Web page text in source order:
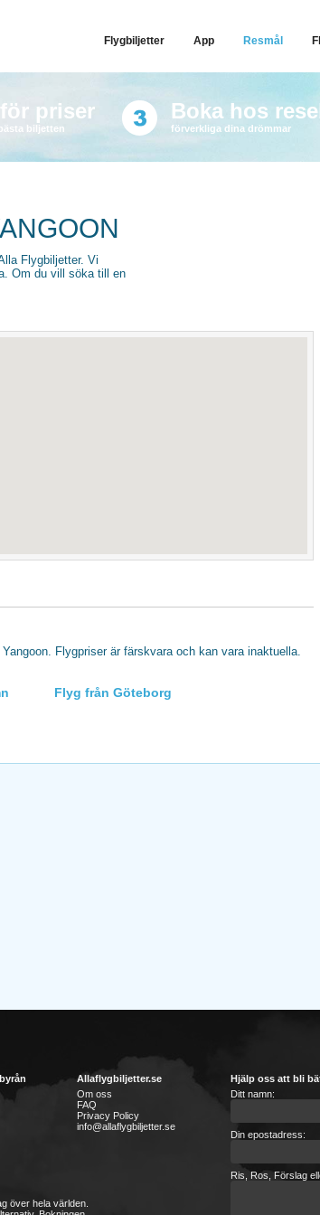
Flygbiljetter App Resmål
priser
biljetten
Boka hos
förverkliga dina drömmar
Flygbiljetter. Vi
Om du vill söka till en
Flygpriser är färskvara och kan vara inaktuella.
Flyg från Göteborg
Allaflygbiljetter.se
Om oss
FAQ
Privacy Policy
info@allaflygbiljetter.se
över hela världen.
Hjälp oss att bli
Ditt namn:
Din epostadress:
Ris, Ros, Förslag